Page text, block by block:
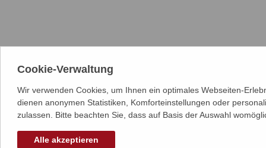
Cookie-Verwaltung
Wir verwenden Cookies, um Ihnen ein optimales Webseiten-
dienen anonymen Statistiken, Komforteinstellungen oder
zulassen. Bitte beachten Sie, dass auf Basis der Auswahl
Alle akzeptieren